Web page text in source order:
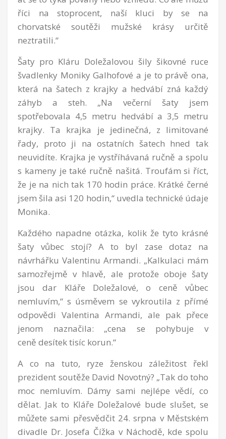
říci na stoprocent, naší kluci by se na
chorvatské soutěži mužské krásy určitě
neztratili.“
Šaty pro Kláru Doležalovou šily šikovné ruce
švadlenky Moniky Galhofové a je to právě ona,
která na šatech z krajky a hedvábí zná každý
záhyb a steh. „Na večerní šaty jsem
spotřebovala 4,5 metru hedvábí a 3,5 metru
krajky. Ta krajka je jedinečná, z limitované
řady, proto ji na ostatních šatech hned tak
neuvidíte. Krajka je vystříhávaná ručně a spolu
s kameny je také ručně našitá. Troufám si říct,
že je na nich tak 170 hodin práce. Krátké černé
jsem šila asi 120 hodin,“ uvedla technické údaje
Monika.
Každého napadne otázka, kolik že tyto krásné
šaty vůbec stojí? A to byl zase dotaz na
návrhářku Valentinu Armandi. „Kalkulaci mám
samozřejmě v hlavě, ale protože oboje šaty
jsou dar Kláře Doležalové, o ceně vůbec
nemluvím,“ s úsměvem se vykroutila z přímé
odpovědi Valentina Armandi, ale pak přece
jenom naznačila: „cena se pohybuje v
ceně desítek tisíc korun.“
A co na tuto, ryze ženskou záležitost řekl
prezident soutěže David Novotný? „Tak do toho
moc nemluvím. Dámy sami nejlépe vědí, co
dělat. Jak to Kláře Doležalové bude slušet, se
můžete sami přesvědčit 24. srpna v Městském
divadle Dr. Josefa Čížka v Náchodě, kde spolu